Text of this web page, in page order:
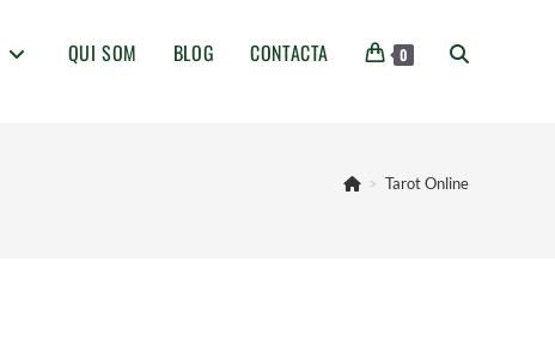
QUI SOM BLOG CONTACTA 0
> Tarot Online